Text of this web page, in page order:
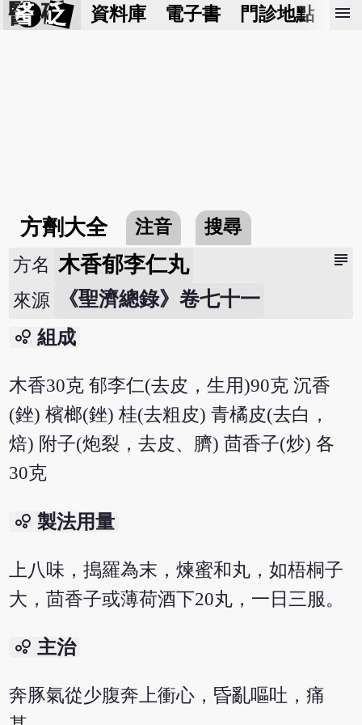
醫 砭 資料庫 電子書 門診地點 預
menu
方劑大全 注音 搜尋
subject
方名 木香郁李仁丸
來源 《聖濟總錄》卷七十一
bubble_chart 組成
木香30克 郁李仁(去皮，生用)90克 沉香
(銼) 檳榔(銼) 桂(去粗皮) 青橘皮(去白，
焙) 附子(炮裂，去皮、臍) 茴香子(炒) 各
30克
bubble_chart 製法用量
上八味，搗羅為末，煉蜜和丸，如梧桐子
大，茴香子或薄荷酒下20丸，一日三服。
bubble_chart 主治
奔豚氣從少腹奔上衝心，昏亂嘔吐，痛